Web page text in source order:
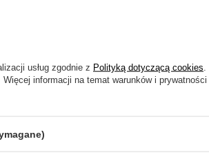
Twoja ocena:
usług zgodnie z Polityką dotyczącą cookies
informacji na temat warunków i